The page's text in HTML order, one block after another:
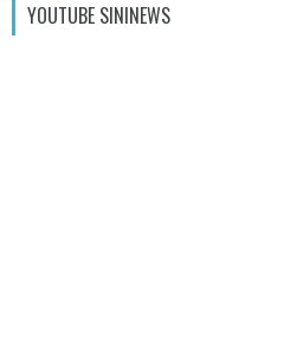
YOUTUBE SININEWS